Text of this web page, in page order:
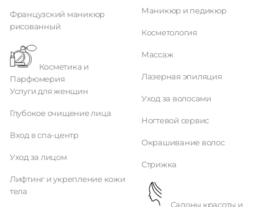
Французский маникюр
рисованный
Парфюмерия
Услуги для женщин
Глубокое очищение лица
Вход в спа-центр
Уход за лицом
Лифтинг и укрепление кожи
тела
Маникюр и педикюр
Косметология
Массаж
Лазерная эпиляция
Уход за волосами
Ногтевой сервис
Окрашивание волос
Стрижка